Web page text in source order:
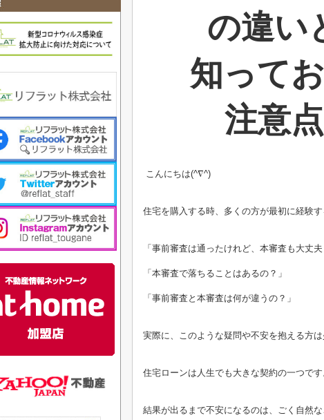
の違い
知って
注意
こんにちは(^∇^)
住宅を購入する時、多くの方が最初に経験
「事前審査は通ったけれど、本審査も大丈夫
「本審査で落ちることはあるの？」
「事前審査と本審査は何が違うの？」
実際に、このような疑問や不安を抱える方は
住宅ローンは人生でも大きな契約の一つです
結果が出るまで不安になるのは、ごく自然な